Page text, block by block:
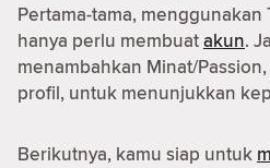
Pertama-tama,
hanya perlu membuatakun.
menambahkan Minat/
profil, untuk menunjukkan
Berikutnya, kamu siap untuk